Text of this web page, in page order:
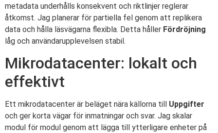
metadata underhålls konsekvent och riktlinjer reglerar
åtkomst. Jag planerar för partiella fel genom att replikera
data och hålla läsvägarna flexibla. Detta håller Fördröjning
låg och användarupplevelsen stabil.
Mikrodatacenter: lokalt och
effektivt
Ett mikrodatacenter är beläget nära källorna till Uppgifter
och ger korta vägar för inmatningar och svar. Jag skalar
modul för modul genom att lägga till ytterligare enheter på